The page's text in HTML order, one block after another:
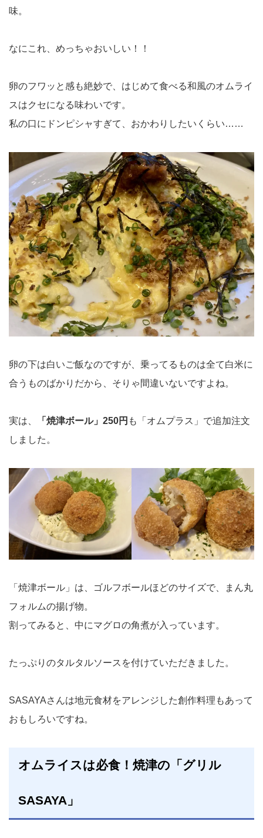
味。
なにこれ、めっちゃおいしい！！
卵のフワッと感も絶妙で、はじめて食べる和風のオムライ
スはクセになる味わいです。
私の口にドンピシャすぎて、おかわりしたいくらい……
卵の下は白いご飯なのですが、乗ってるものは全て白米に
合うものばかりだから、そりゃ間違いないですよね。
実は、 「焼津ボール」250円 も「オムプラス」で追加注文
しました。
「焼津ボール」は、ゴルフボールほどのサイズで、まん丸
フォルムの揚げ物。
割ってみると、中にマグロの角煮が入っています。
たっぷりのタルタルソースを付けていただきました。
SASAYAさんは地元食材をアレンジした創作料理もあって
おもしろいですね。
オムライスは必食！焼津の「グリル
SASAYA」